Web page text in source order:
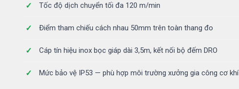
Tốc độ dịch chuyển tối đa 120 m/min
Điểm tham chiếu cách nhau 50mm trên toàn thang đo
Cáp tín hiệu inox bọc giáp dài 3,5m, kết nối bộ đếm DRO
Mức bảo vệ IP53 — phù hợp môi trường xưởng gia công cơ khí